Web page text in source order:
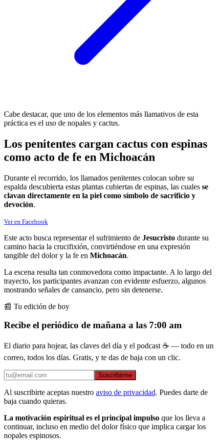
Cabe destacar, que uno de los elementos más llamativos de esta
práctica es el uso de nopales y cactus.
Los penitentes cargan cactus con espinas
como acto de fe en Michoacán
Durante el recorrido, los llamados penitentes colocan sobre su
espalda descubierta estas plantas cubiertas de espinas, las cuales se
clavan directamente en la piel como símbolo de sacrificio y
devoción.
Ver en Facebook
Este acto busca representar el sufrimiento de Jesucristo durante su
camino hacia la crucifixión, convirtiéndose en una expresión
tangible del dolor y la fe en Michoacán.
La escena resulta tan conmovedora como impactante. A lo largo del
trayecto, los participantes avanzan con evidente esfuerzo, algunos
mostrando señales de cansancio, pero sin detenerse.
📰 Tu edición de hoy
Recibe el periódico de mañana a las 7:00 am
El diario para hojear, las claves del día y el podcast ☕ — todo en un
correo, todos los días. Gratis, y te das de baja con un clic.
Suscribirme
Al suscribirte aceptas nuestro aviso de privacidad. Puedes darte de
baja cuando quieras.
La motivación espiritual es el principal impulso que los lleva a
continuar, incluso en medio del dolor físico que implica cargar los
nopales espinosos.